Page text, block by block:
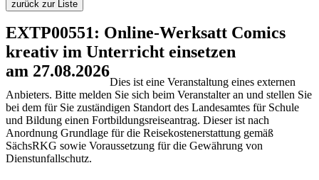
zurück zur Liste
EXTP00551: Online-Werksatt Comics
kreativ im Unterricht einsetzen
am 27.08.2026
Dies ist eine Veranstaltung eines externen
Anbieters. Bitte melden Sie sich beim Veranstalter an und stellen Sie
bei dem für Sie zuständigen Standort des Landesamtes für Schule
und Bildung einen Fortbildungsreiseantrag. Dieser ist nach
Anordnung Grundlage für die Reisekostenerstattung gemäß
SächsRKG sowie Voraussetzung für die Gewährung von
Dienstunfallschutz.